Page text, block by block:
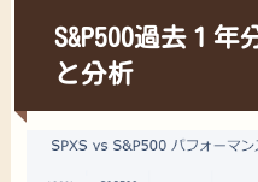
S&P500過去１
と分析